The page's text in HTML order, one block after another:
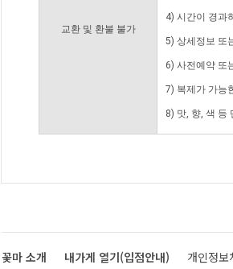
교환 및 환불 불가
4) 시간이 경과
5) 상세정보 또
6) 사전예약 또
7) 복제가 가능
8) 맛, 향, 색 등
꽃마 소개 내가게 열기(입점안내) 개인정보